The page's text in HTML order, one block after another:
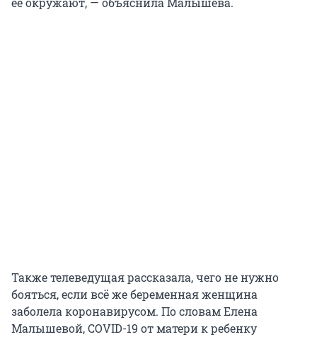
Также телеведущая рассказала, чего не нужно
бояться, если всё же беременная женщина
заболела коронавирусом. По словам Елена
Малышевой, COVID-19 от матери к ребенку